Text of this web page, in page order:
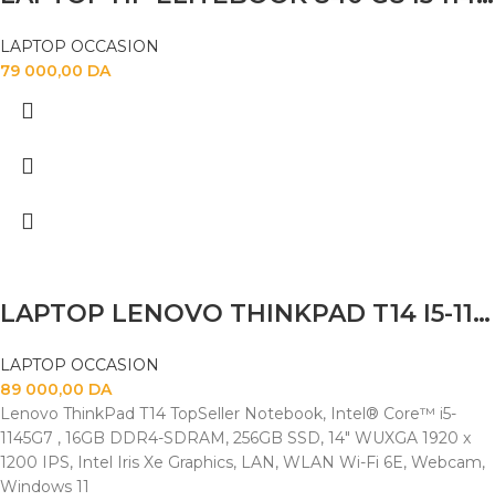
LAPTOP OCCASION
79 000,00 DA
LAPTOP LENOVO THINKPAD T14 I5-1145G7 32G 512GB SSD 14″FHD TACTILE
LAPTOP OCCASION
89 000,00 DA
Lenovo ThinkPad T14 TopSeller Notebook, Intel® Core™ i5-
1145G7 , 16GB DDR4-SDRAM, 256GB SSD, 14" WUXGA 1920 x
1200 IPS, Intel Iris Xe Graphics, LAN, WLAN Wi-Fi 6E, Webcam,
Windows 11